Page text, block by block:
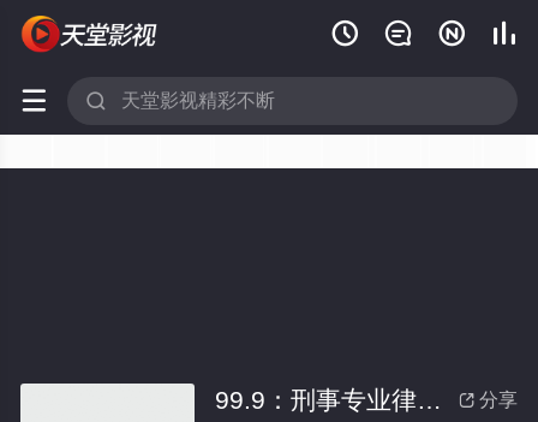
   
 
 分享
99.9：刑事专业律师 -完全新作SP 新的相遇篇-